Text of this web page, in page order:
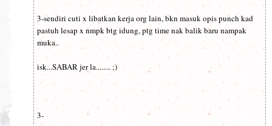
3-sendiri cuti x libatkan kerja org lain, bkn masuk opis punch kad
pastuh lesap x nmpk btg idung, ptg time nak balik baru nampak
muka..
isk...SABAR jer la........ ;)
3-